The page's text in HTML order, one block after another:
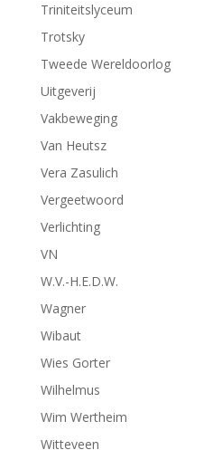
Triniteitslyceum
Trotsky
Tweede Wereldoorlog
Uitgeverij
Vakbeweging
Van Heutsz
Vera Zasulich
Vergeetwoord
Verlichting
VN
W.V.-H.E.D.W.
Wagner
Wibaut
Wies Gorter
Wilhelmus
Wim Wertheim
Witteveen